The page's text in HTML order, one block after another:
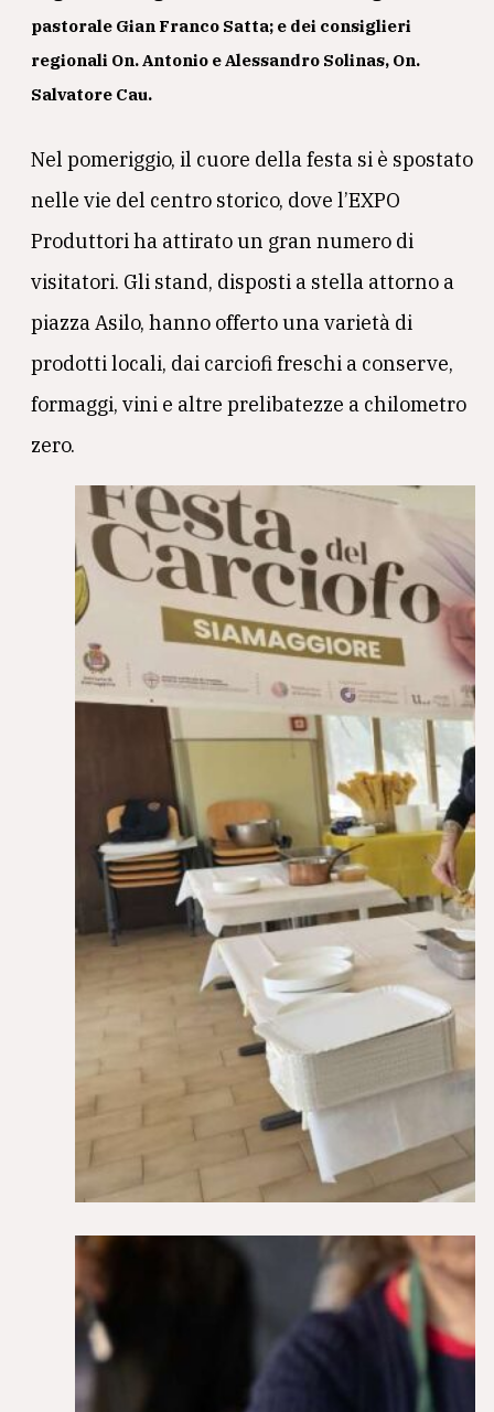
pastorale Gian Franco Satta; e dei consiglieri
regionali On. Antonio e Alessandro Solinas, On.
Salvatore Cau.
Nel pomeriggio, il cuore della festa si è spostato
nelle vie del centro storico, dove l’EXPO
Produttori ha attirato un gran numero di
visitatori. Gli stand, disposti a stella attorno a
piazza Asilo, hanno offerto una varietà di
prodotti locali, dai carciofi freschi a conserve,
formaggi, vini e altre prelibatezze a chilometro
zero.